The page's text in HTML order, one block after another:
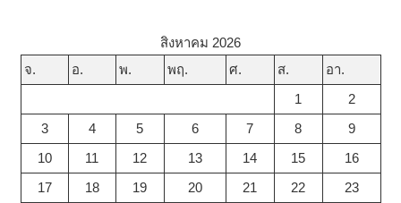
สิงหาคม 2026
จ.
อ. พ. พฤ. ศ. ส.
อา.
1
2
3
4 5 6 7 8
9
10
11 12 13 14 15
16
17
18 19 20 21 22
23